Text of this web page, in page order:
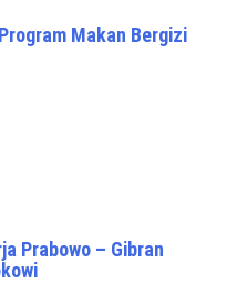
Makan Bergizi
Prabowo – Gibran